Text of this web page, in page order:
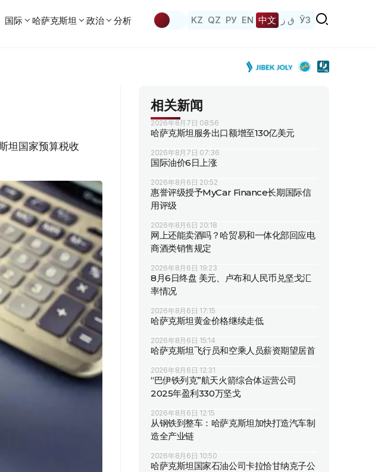
国际 哈萨克斯坦 政治 分析 KZ QZ РУ EN 中文 ق ز ЎЗ
坦国家预算税收
相关新闻
2026年8月7日 08:56
哈萨克斯坦服务出口额增至130亿美元
2026年8月7日 07:36
国际油价6日上涨
2026年8月6日 20:52
惠誉评级授予MyCar Finance长期国际信
用评级
2026年8月6日 20:18
网上还能卖酒吗？哈贸易和一体化部回应电
商酒类销售规定
2026年8月6日 19:23
8月6日终盘 美元、卢布和人民币兑坚戈汇
率情况
2026年8月6日 17:15
哈萨克斯坦黄金价格继续走低
2026年8月6日 15:14
哈萨克斯坦飞行员和空乘人员薪资期望居首
2026年8月6日 12:31
“巴伊铁列克”航天火箭综合体运营公司
2025年盈利330万坚戈
2026年8月6日 12:15
从钢铁到整车：哈萨克斯坦加快打造汽车制
造全产业链
2026年8月6日 10:50
哈萨克斯坦国家石油公司卡拉恰甘纳克子公